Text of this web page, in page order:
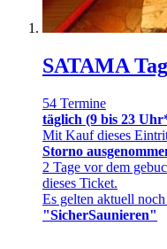
SATAMA
54 Termine
täglich (9 bis 23
Mit Kauf dieses
Storno
2 Tage vor dem
dieses Ticket.
Es gelten aktuell
"SicherSaunieren"